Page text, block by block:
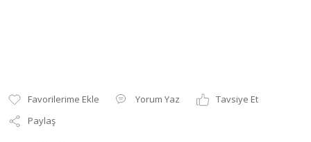
Yorum Yaz
Tavsiye Et
Paylaş